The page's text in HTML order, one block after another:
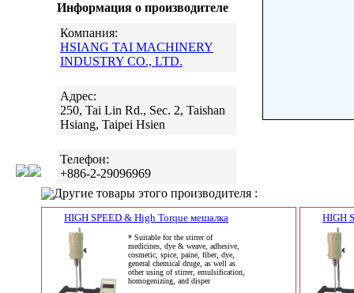
Информация о производителе
Компания:
HSIANG TAI MACHINERY
INDUSTRY CO., LTD.
Адрес:
250, Tai Lin Rd., Sec. 2, Taishan
Hsiang, Taipei Hsien
Телефон:
+886-2-29096969
Другие товары этого производителя :
HIGH SPEED & High Torque мешалка
* Suitable for the stirrer of
medicines, dye & weave, adhesive,
cosmetic, spice, paine, fiber, dye,
general chemical druge, as well as
other using of stirrer, emulsification,
homogenizing, and disper
HIGH